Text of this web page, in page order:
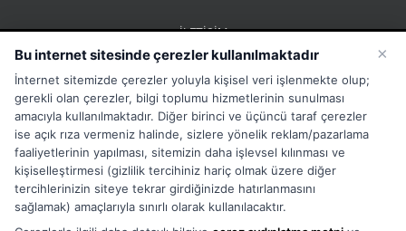
İLETIŞIM
15 Temmuz Mah. 1468 Sok. No:5 Güneşli Bağcılar
İstanbul Türkiye
Phone:Merkez:+902126563010 Destek:+908502228722
WhatsApp:+905333867971
Fax:+902126563005
Email:info@tora.com.tr
Web:TORA
×
Bu internet sitesinde çerezler kullanılmaktadır
İnternet sitemizde çerezler yoluyla kişisel veri işlenmekte olup;
gerekli olan çerezler, bilgi toplumu hizmetlerinin sunulması
amacıyla kullanılmaktadır. Diğer birinci ve üçüncü taraf çerezler
ise açık rıza vermeniz halinde, sizlere yönelik reklam/pazarlama
faaliyetlerinin yapılması, sitemizin daha işlevsel kılınması ve
kişiselleştirmesi (gizlilik tercihiniz hariç olmak üzere diğer
tercihlerinizin siteye tekrar girdiğinizde hatırlanmasını
sağlamak) amaçlarıyla sınırlı olarak kullanılacaktır.